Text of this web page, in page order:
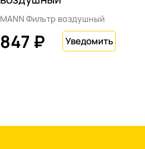
MANN Фильтр воздушный
847 ₽